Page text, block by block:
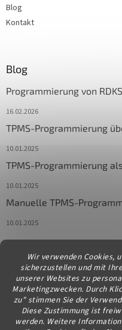
Wir verwenden Cookies,
sicherzustellen und mit
unserer Websites zu
Marketingzwecken. Durch
zu" stimmen Sie der
Diese Zustimmung ist
werden. Weitere
Blog
Kontakt
Blog
Programmierung von
16.02.2026
TPMS-Programmierung
10.01.2025
TPMS-Programmierung
10.01.2025
Manuelle TPMS-
10.01.2025
Kontakt
info@diagstore.at